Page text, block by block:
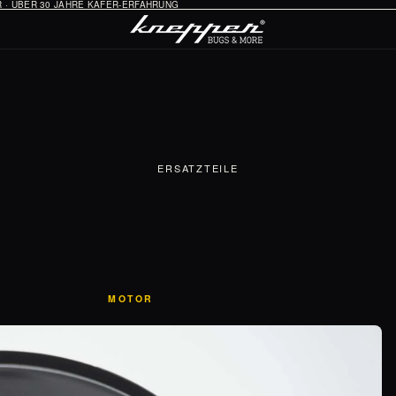
ÜBER 30 JAHRE KÄFER-ERFAHRUNG
ERSATZTEILE
MOTOR
Öl-System
Zündung